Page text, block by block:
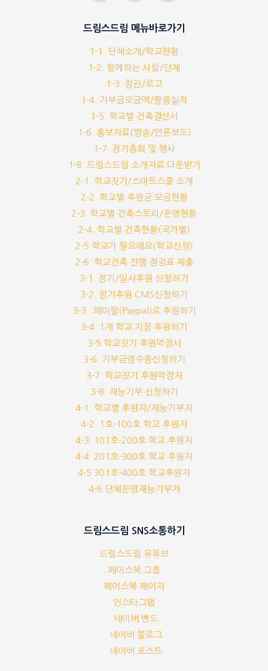
드림스드림 메뉴바로가기
1-1. 단체소개/학교현황
1-2. 함께하는 사람/단체
1-3. 정관/로고
1-4. 기부금모금액/활용실적
1-5. 학교별 건축결산서
1-6. 홍보자료(방송/언론보도)
1-7. 정기총회 및 행사
1-8. 드림스드림 소개자료 다운받기
2-1. 학교짓기/스마트스쿨 소개
2-2. 학교별 후원금 모금현황
2-3. 학교별 건축스토리/운영현황
2-4. 학교별 건축현황(국가별)
2-5 학교가 필요해요(학교신청)
2-6. 학교건축 진행 점검표 제출
3-1. 정기/일시후원 신청하기
3-2. 정기후원 CMS신청하기
3-3.. 페이팔(Paypal)로 후원하기
3-4. 1개 학교 지정 후원하기
3-5.학교짓기 후원약정서
3-6. 기부금영수증신청하기
3-7. 학교짓기 후원약정자
3-8. 재능기부 신청하기
4-1. 학교별 후원자/재능기부자
4-2. 1호-100호 학교 후원자
4-3. 101호-200호 학교 후원자
4-4. 201호-300호 학교 후원자
4-5 301호-400호 학교후원자
4-6 단체운영재능기부자
드림스드림 SNS소통하기
드림스드림 유튜브
페이스북 그룹
페이스북 페이지
인스타그램
네이버 밴드
네이버 블로그
네이버 포스트